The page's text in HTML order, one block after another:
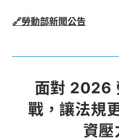
🔗勞動部新聞公告
面對 2026
戰，讓法規
資壓